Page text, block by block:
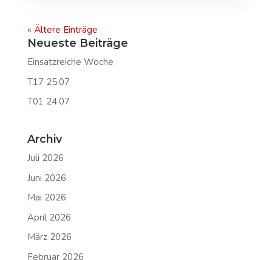
« Ältere Einträge
Neueste Beiträge
Einsatzreiche Woche
T17 25.07
T01 24.07
Archiv
Juli 2026
Juni 2026
Mai 2026
April 2026
März 2026
Februar 2026